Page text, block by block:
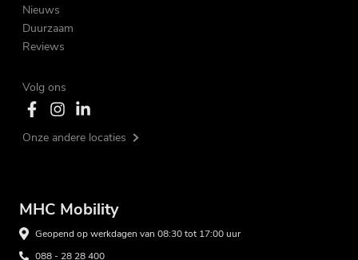
Nieuws
Duurzaam
Reviews
Volg ons
Onze andere locaties
MHC Mobility
Geopend op werkdagen van 08:30 tot 17:00 uur
088 - 28 28 400